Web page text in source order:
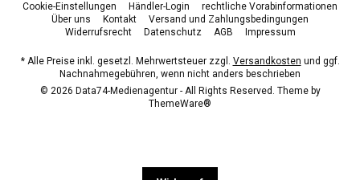
Cookie-Einstellungen Händler-Login
rechtliche Vorabinformationen
Über uns
Kontakt
Versand und Zahlungsbedingungen
Widerrufsrecht
Datenschutz AGB Impressum
* Alle Preise inkl. gesetzl. Mehrwertsteuer zzgl. Versandkosten und ggf.
Nachnahmegebühren, wenn nicht anders beschrieben
© 2026 Data74-Medienagentur - All Rights Reserved. Theme by
ThemeWare®